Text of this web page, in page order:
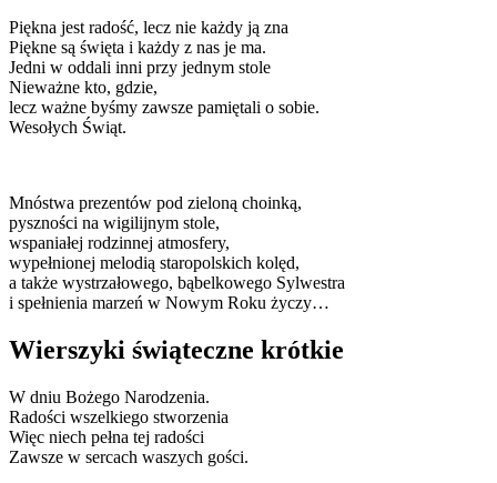
Piękna jest radość, lecz nie każdy ją zna
Piękne są święta i każdy z nas je ma.
Jedni w oddali inni przy jednym stole
Nieważne kto, gdzie,
lecz ważne byśmy zawsze pamiętali o sobie.
Wesołych Świąt.
Mnóstwa prezentów pod zieloną choinką,
pyszności na wigilijnym stole,
wspaniałej rodzinnej atmosfery,
wypełnionej melodią staropolskich kolęd,
a także wystrzałowego, bąbelkowego Sylwestra
i spełnienia marzeń w Nowym Roku życzy…
Wierszyki świąteczne krótkie
W dniu Bożego Narodzenia.
Radości wszelkiego stworzenia
Więc niech pełna tej radości
Zawsze w sercach waszych gości.